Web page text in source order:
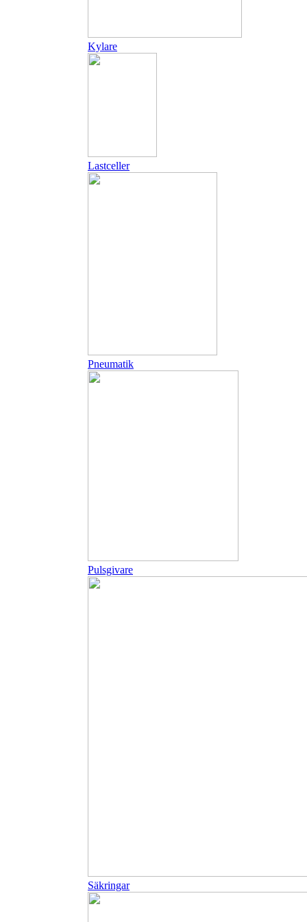
Kylare
Lastceller
Pneumatik
Pulsgivare
Säkringar